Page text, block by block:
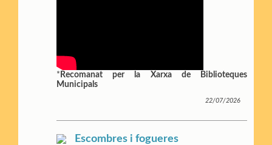
* Recomanat per la Xarxa de Biblioteques
Municipals
22/07/2026
Escombres i fogueres